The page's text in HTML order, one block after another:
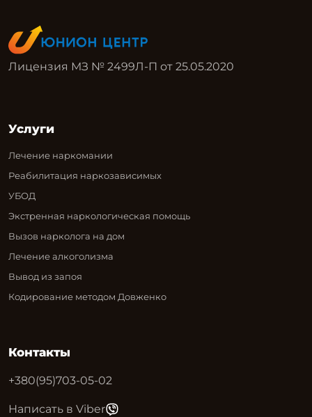
Лицензия МЗ № 2499Л-П от 25.05.2020
Услуги
Лечение наркомании
Реабилитация наркозависимых
УБОД
Экстренная наркологическая помощь
Вызов нарколога на дом
Лечение алкоголизма
Вывод из запоя
Кодирование методом Довженко
Контакты
+380(95)703-05-02
Написать в Viber